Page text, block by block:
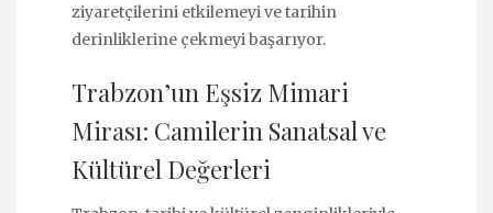
ziyaretçilerini etkilemeyi ve tarihin
derinliklerine çekmeyi başarıyor.
Trabzon’un Eşsiz Mimari
Mirası: Camilerin Sanatsal ve
Kültürel Değerleri